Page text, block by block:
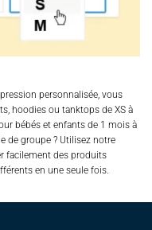
personnalisée, vous
hoodies ou tanktops de XS à
bébés et enfants de 1 mois à
de groupe ? Utilisez notre
facilement des produits
en une seule fois.